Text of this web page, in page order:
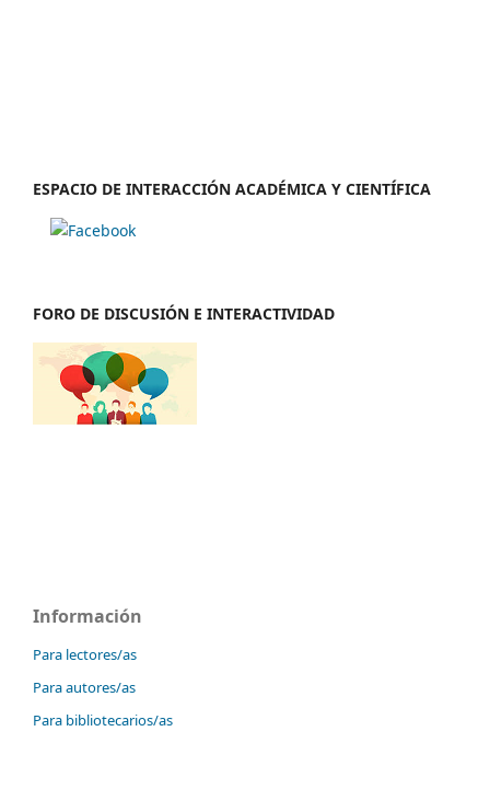
ESPACIO DE INTERACCIÓN ACADÉMICA Y CIENTÍFICA
FORO DE DISCUSIÓN E INTERACTIVIDAD
Información
Para lectores/as
Para autores/as
Para bibliotecarios/as